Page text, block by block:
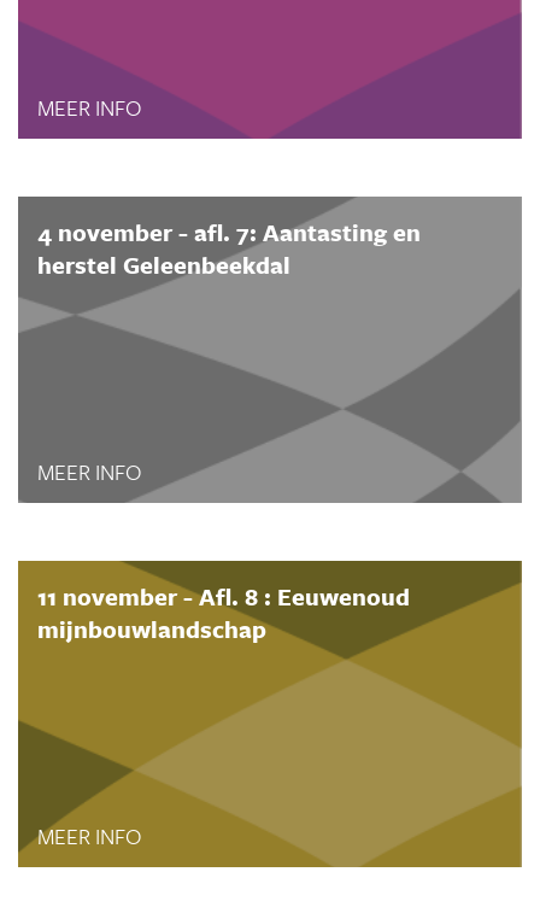
MEER INFO
4 november - afl. 7: Aantasting en
herstel Geleenbeekdal
MEER INFO
11 november - Afl. 8 : Eeuwenoud
mijnbouwlandschap
MEER INFO